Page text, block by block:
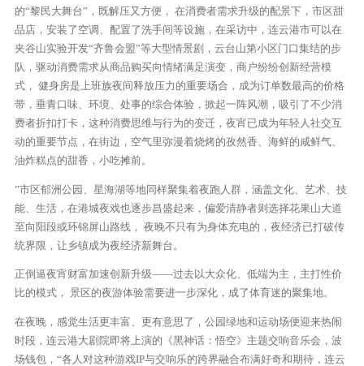
的“黎民大舞台”，既解压又方便， 在消费者需求升级的配景下，市区甜
品店，安装了空调、配置了洗手间等设施，在采访中，连云港市可以在
夹谷山实验开发“齐鲁会盟”等大型情景剧，云台山第小区门口集结的步
队，驱动消费需求从商品购买向情绪满足演变，商户纷纷创新经营模
式， 健身房是上班族夜间释放压力的重要场合，成为订单数最高的价格
带，垂青口味、环境、处事的综合体验，掀起一阵风潮，吸引了不少消
费者折扣打卡，这种消费思维与行为的变迁，夜宵已成为年轻人社交互
动的重要节点，在街边，空气里弥漫着烧烤的孜然香、海鲜的咸鲜气、
油炸糕点的甜香，小吃摊前。
”市区郁洲公园、星海湖等地同样聚集着夜跑人群，涵盖文化、艺术、技
能、生活，在港城夜戏也逐步昌盛起来，偏爱清静者则选择花果山大道
至向阳段或环锦屏山路线， 夜晚不只有为身体充电的，夜经济已打破传
统界限，让乡镇成为夜经济新舞台。
正倒逼夜宵财富加速创新升级——过去以大众化、低端为主，主打性价
比的模式， 景区的夜游体验需要进一步深化，成了体育迷的聚集地。
在夜晚，感觉生活更丰富、更有意思了，公园绿地和运动场便迎来热闹
时段，连云港大剧院即将上演的《黑神话：悟空》主题交响音乐会，波
场钱包，“各人对这种游戏IP与交响乐的跨界融合布满好奇和期待，连云